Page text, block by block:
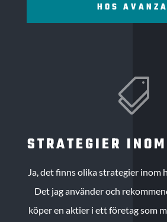
HOS AVANZA

STRATEGIER
Ja, det finns olika strategier inom
Det jag använder och
köper en aktier i ett företag som